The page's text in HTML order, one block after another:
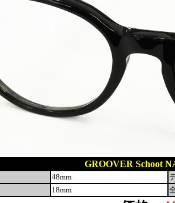
GROOVER Schoot
48mm
18mm